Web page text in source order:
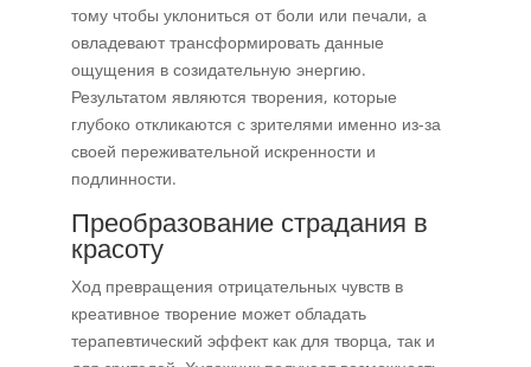
тому чтобы уклониться от боли или печали, а
овладевают трансформировать данные
ощущения в созидательную энергию.
Результатом являются творения, которые
глубоко откликаются с зрителями именно из-за
своей переживательной искренности и
подлинности.
Преобразование страдания в
красоту
Ход превращения отрицательных чувств в
креативное творение может обладать
терапевтический эффект как для творца, так и